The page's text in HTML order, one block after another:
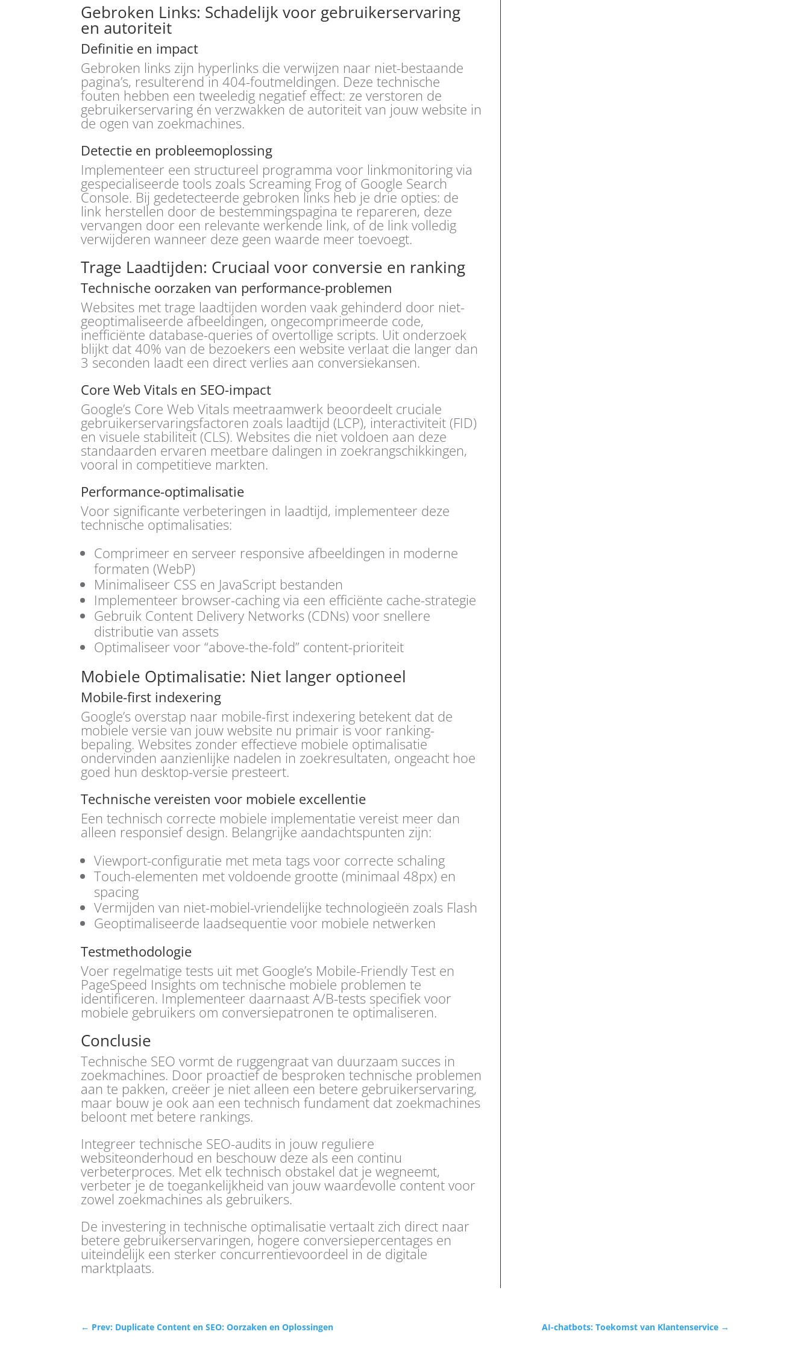
Gebroken Links: Schadelijk voor gebruikerservaring
en autoriteit
Definitie en impact
Gebroken links zijn hyperlinks die verwijzen naar niet-bestaande
pagina’s, resulterend in 404-foutmeldingen. Deze technische
fouten hebben een tweeledig negatief effect: ze verstoren de
gebruikerservaring én verzwakken de autoriteit van jouw website in
de ogen van zoekmachines.
Detectie en probleemoplossing
Implementeer een structureel programma voor linkmonitoring via
gespecialiseerde tools zoals Screaming Frog of Google Search
Console. Bij gedetecteerde gebroken links heb je drie opties: de
link herstellen door de bestemmingspagina te repareren, deze
vervangen door een relevante werkende link, of de link volledig
verwijderen wanneer deze geen waarde meer toevoegt.
Trage Laadtijden: Cruciaal voor conversie en ranking
Technische oorzaken van performance-problemen
Websites met trage laadtijden worden vaak gehinderd door niet-
geoptimaliseerde afbeeldingen, ongecomprimeerde code,
inefficiënte database-queries of overtollige scripts. Uit onderzoek
blijkt dat 40% van de bezoekers een website verlaat die langer dan
3 seconden laadt een direct verlies aan conversiekansen.
Core Web Vitals en SEO-impact
Google’s Core Web Vitals meetraamwerk beoordeelt cruciale
gebruikerservaringsfactoren zoals laadtijd (LCP), interactiviteit (FID)
en visuele stabiliteit (CLS). Websites die niet voldoen aan deze
standaarden ervaren meetbare dalingen in zoekrangschikkingen,
vooral in competitieve markten.
Performance-optimalisatie
Voor significante verbeteringen in laadtijd, implementeer deze
technische optimalisaties:
Comprimeer en serveer responsive afbeeldingen in moderne
formaten (WebP)
Minimaliseer CSS en JavaScript bestanden
Implementeer browser-caching via een efficiënte cache-strategie
Gebruik Content Delivery Networks (CDNs) voor snellere
distributie van assets
Optimaliseer voor “above-the-fold” content-prioriteit
Mobiele Optimalisatie: Niet langer optioneel
Mobile-first indexering
Google’s overstap naar mobile-first indexering betekent dat de
mobiele versie van jouw website nu primair is voor ranking-
bepaling. Websites zonder effectieve mobiele optimalisatie
ondervinden aanzienlijke nadelen in zoekresultaten, ongeacht hoe
goed hun desktop-versie presteert.
Technische vereisten voor mobiele excellentie
Een technisch correcte mobiele implementatie vereist meer dan
alleen responsief design. Belangrijke aandachtspunten zijn:
Viewport-configuratie met meta tags voor correcte schaling
Touch-elementen met voldoende grootte (minimaal 48px) en
spacing
Vermijden van niet-mobiel-vriendelijke technologieën zoals Flash
Geoptimaliseerde laadsequentie voor mobiele netwerken
Testmethodologie
Voer regelmatige tests uit met Google’s Mobile-Friendly Test en
PageSpeed Insights om technische mobiele problemen te
identificeren. Implementeer daarnaast A/B-tests specifiek voor
mobiele gebruikers om conversiepatronen te optimaliseren.
Conclusie
Technische SEO vormt de ruggengraat van duurzaam succes in
zoekmachines. Door proactief de besproken technische problemen
aan te pakken, creëer je niet alleen een betere gebruikerservaring,
maar bouw je ook aan een technisch fundament dat zoekmachines
beloont met betere rankings.
Integreer technische SEO-audits in jouw reguliere
websiteonderhoud en beschouw deze als een continu
verbeterproces. Met elk technisch obstakel dat je wegneemt,
verbeter je de toegankelijkheid van jouw waardevolle content voor
zowel zoekmachines als gebruikers.
De investering in technische optimalisatie vertaalt zich direct naar
betere gebruikerservaringen, hogere conversiepercentages en
uiteindelijk een sterker concurrentievoordeel in de digitale
marktplaats.
← Prev: Duplicate Content en SEO: Oorzaken en Oplossingen AI-chatbots: Toekomst van Klantenservice→